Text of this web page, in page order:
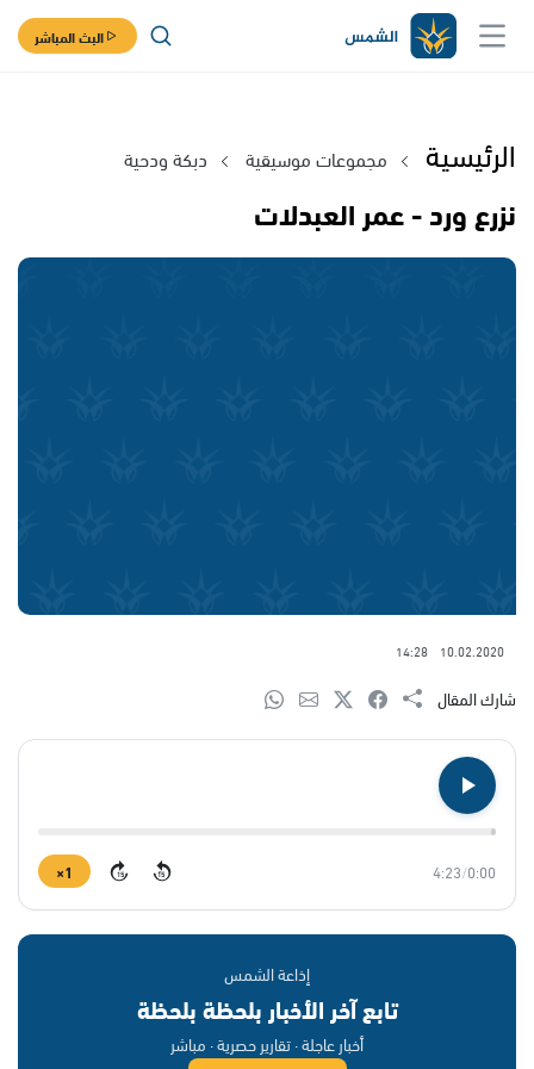
البث المباشر
الرئيسية مجموعات موسيقية دبكة ودحية
نزرع ورد - عمر العبدلات
10.02.2020
14:28
شارك المقال
0:00
/
4:23
15
15
1×
إذاعة الشمس
تابع آخر الأخبار بلحظة بلحظة
أخبار عاجلة · تقارير حصرية · مباشر